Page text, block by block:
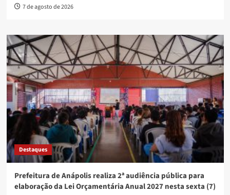
7 de agosto de 2026
Destaques
Prefeitura de Anápolis realiza 2ª audiência pública para
elaboração da Lei Orçamentária Anual 2027 nesta sexta (7)